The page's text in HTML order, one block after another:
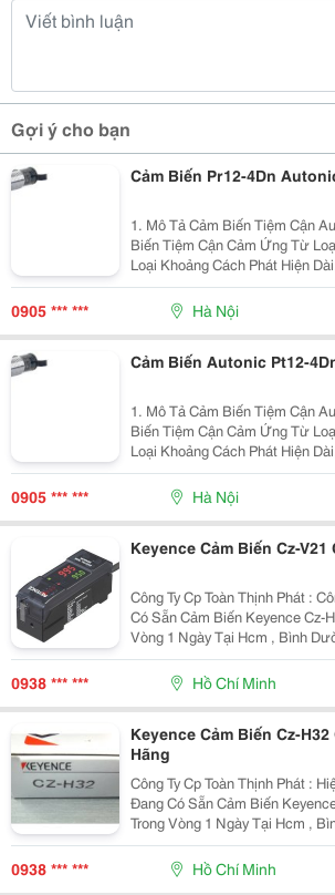
Gợi ý cho bạn
Cảm Biến Pr12-4Dn
1. Mô Tả Cảm Biến Tiệm Cận
Biến Tiệm Cận Cảm Ứng Từ
Loại Khoảng Cách Phát Hiện
Khoảng Cách Phát Hiện: 4 Mm Điện Áp Hoạt Động: 12-
24 Vdc Tần S
0905 *** *** Hà Nội
Cảm Biến Autonic Pt12-
1. Mô Tả Cảm Biến Tiệm Cận
Biến Tiệm Cận Cảm Ứng Từ
Loại Khoảng Cách Phát Hiện
Khoảng Cách Phát Hiện: 4 Mm Điện Áp Hoạt Động: 12-
24 Vdc Tần S
0905 *** *** Hà Nội
Keyence Cảm Biến Cz-
Công Ty Cp Toàn Thịnh Phát : Công Ty Chúng Tôi Đang
Có Sẵn Cảm Biến Keyence Cz-
Vòng 1 Ngày Tại Hcm , Bình
Quốc , Giá Cực Tốt , Hàng Chính Hãng.
Toan Thinh Phat Đang Là Nhà
0938 *** *** Hồ Chí Minh
Keyence Cảm Biến Cz-
Hãng
Công Ty Cp Toàn Thịnh Phát : Hiện Công Ty Chúng Tôi
Đang Có Sẵn Cảm Biến
Trong Vòng 1 Ngày Tại Hcm ,
Toàn Quốc , Giá Cực Tốt , Hàng
Mang Đến Các Sản Phẩm
0938 *** *** Hồ Chí Minh